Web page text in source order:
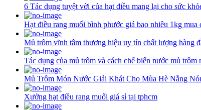
6 Tác dụng tuyệt vời của hạt điều mang lại cho sức
Hạt điều rang muối bình phước giá bao nhiêu 1kg mua
Mủ trôm vĩnh tâm thương hiệu uy tín chất lượng hàng
Tác dụng của mủ trôm và cách chế biến nước mủ trôm
Mủ Trôm Món Nước Giải Khát Cho Mùa Hè Nắng
Xưởng hạt điều rang muối giá sỉ tại tphcm